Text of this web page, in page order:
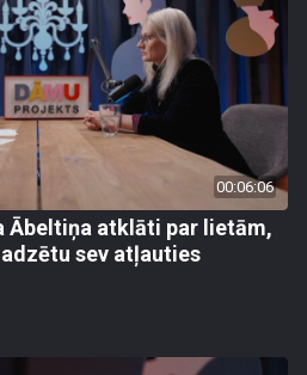
00:06:06
Ābeltiņa atklāti par lietām,
sev atļauties